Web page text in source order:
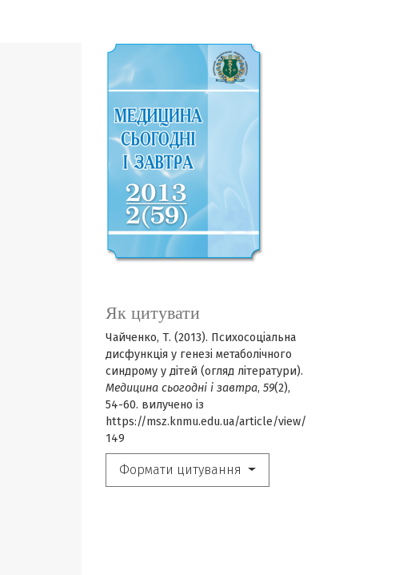
Як цитувати
Чайченко, Т. (2013). Психосоціальна
дисфункція у генезі метаболічного
синдрому у дітей (огляд літератури).
Медицина сьогодні і завтра, 59(2),
54-60. вилучено із
https://msz.knmu.edu.ua/article/view/
149
Формати цитування